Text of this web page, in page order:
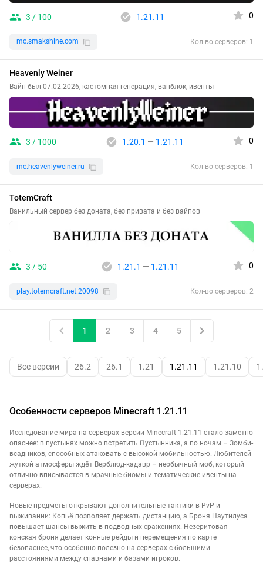
3 / 100 1.21.11 0
mc.smakshine.com Кол-во серверов: 1
Heavenly Weiner
Вайп был 07.02.2026, кастомная генерация, ванблок, ивенты
3 / 1000 1.20.1 — 1.21.11 0
mc.heavenlyweiner.ru Кол-во серверов: 1
TotemCraft
Ванильный сервер без доната, без привата и без вайпов
3 / 50 1.21.1 — 1.21.11 0
play.totemcraft.net:20098 Кол-во серверов: 2
1 2 3 4 5
Все версии 26.2 26.1 1.21 1.21.11 1.21.10
Особенности серверов Minecraft 1.21.11
Исследование мира на серверах версии Minecraft 1.21.11 стало заметно
опаснее: в пустынях можно встретить Пустынника, а по ночам – Зомби-
всадников, способных атаковать с высокой мобильностью. Любителей
жуткой атмосферы ждёт Верблюд-кадавр – необычный моб, который
отлично вписывается в мрачные биомы и тематические ивенты на
серверах.
Новые предметы открывают дополнительные тактики в PvP и
выживании: Копьё позволяет держать дистанцию, а Броня Наутилуса
повышает шансы выжить в подводных сражениях. Незеритовая
конская броня делает конные рейды и перемещения по карте
безопаснее, что особенно полезно на серверах с большими
расстояниями между спавнами и базами игроков.